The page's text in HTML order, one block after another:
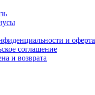
и оферта
соглашение
и возврата